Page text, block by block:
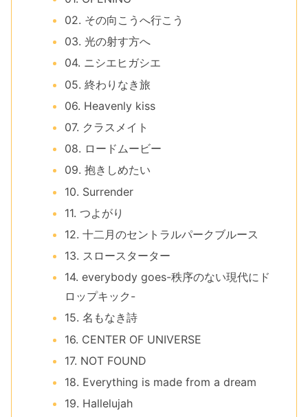
02. その向こうへ行こう
03. 光の射す方へ
04. ニシエヒガシエ
05. 終わりなき旅
06. Heavenly kiss
07. クラスメイト
08. ロードムービー
09. 抱きしめたい
10. Surrender
11. つよがり
12. 十二月のセントラルパークブルース
13. スロースターター
14. everybody goes-秩序のない現代にド
ロップキック-
15. 名もなき詩
16. CENTER OF UNIVERSE
17. NOT FOUND
18. Everything is made from a dream
19. Hallelujah